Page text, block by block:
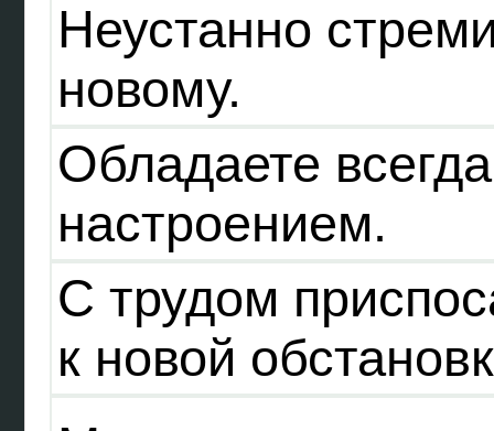
Неустанно
новому.
Обладаете
настроением.
С трудом
к новой